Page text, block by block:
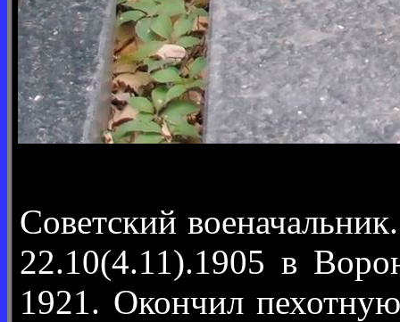
Советский
22.10(4.11).1905 в
1921. Окончил